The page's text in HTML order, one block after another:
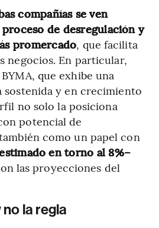
compañías se ven
de desregulación y
promercado, que facilita
negocios. En particular,
que exhibe una
sostenida y en crecimiento
no solo la posiciona
potencial de
como un papel con
en torno al 8%–
las proyecciones del
la regla